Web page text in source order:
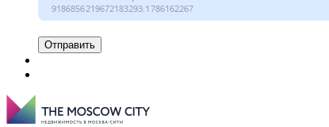
Отправить